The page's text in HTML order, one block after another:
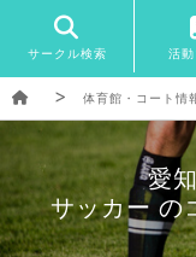
サークル検索 活
体育館・コート情
愛
サッカー の